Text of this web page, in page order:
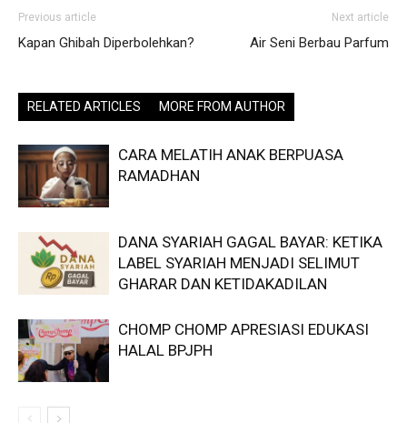
Previous article
Kapan Ghibah Diperbolehkan?
Next article
Air Seni Berbau Parfum
RELATED ARTICLES MORE FROM AUTHOR
CARA MELATIH ANAK BERPUASA
RAMADHAN
DANA SYARIAH GAGAL BAYAR: KETIKA
LABEL SYARIAH MENJADI SELIMUT
GHARAR DAN KETIDAKADILAN
CHOMP CHOMP APRESIASI EDUKASI
HALAL BPJPH